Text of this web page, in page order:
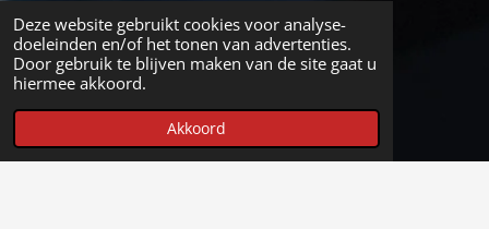
Deze website gebruikt cookies voor analyse-
doeleinden en/of het tonen van advertenties.
Door gebruik te blijven maken van de site gaat u
hiermee akkoord.
Akkoord